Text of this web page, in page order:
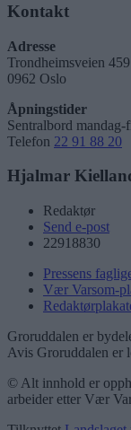
Kontakt
Adresse
Trondheimsveien 459
0962 Oslo
Åpningstider
Sentralbord
Telefon 22 91 88 20
Hjalmar
Redaktør
Send e-post
22918830
Pressens
Vær Varsom-
Groruddalen er
Avis Groruddalen er
© Alt innhold er
arbeider etter Vær